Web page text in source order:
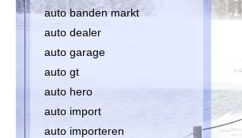
auto banden markt
auto dealer
auto garage
auto gt
auto hero
auto import
auto importeren